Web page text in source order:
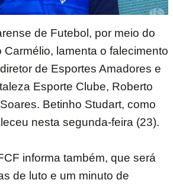
de Futebol, por meio do
Carmélio, lamenta o falecimento
de Esportes Amadores e
Esporte Clube, Roberto
Betinho Studart, como
nesta segunda-feira (23).
informa também, que será
de luto e um minuto de